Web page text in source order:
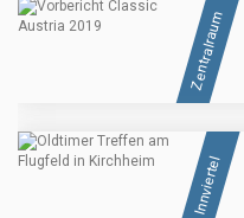
Zentralraum
Innviertel